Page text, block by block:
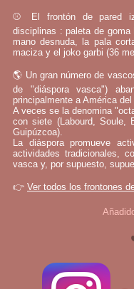
⚾ El frontón de pared
disciplinas : paleta de
mano desnuda, la pala
maciza y el joko garbi (36
🌎 Un gran número de
de "diáspora vasca")
principalmente a América
A veces se la denomina
con siete (Labourd, Soule,
Guipúzcoa).
La diáspora promueve
actividades tradicionales,
vasca y, por supuesto,
👉 Ver todos los frontones